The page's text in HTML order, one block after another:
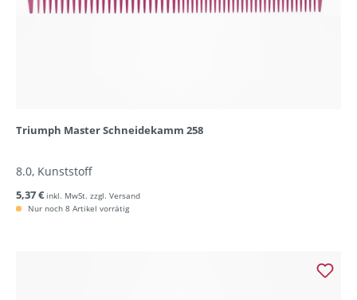
Triumph Master Schneidekamm 258
8.0, Kunststoff
5,37 € inkl. MwSt. zzgl. Versand
Nur noch 8 Artikel vorrätig